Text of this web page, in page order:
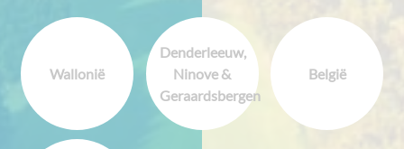
Wallonië
Denderleeuw,
Ninove &
Geraardsbergen
België